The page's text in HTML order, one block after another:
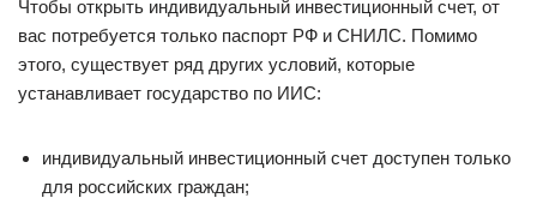
Чтобы открыть индивидуальный инвестиционный счет, от
вас потребуется только паспорт РФ и СНИЛС. Помимо
этого, существует ряд других условий, которые
устанавливает государство по ИИС:
индивидуальный инвестиционный счет доступен только
для российских граждан;